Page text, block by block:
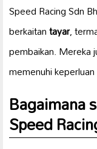
Speed Racing Sdn
berkaitantayar,
pembaikan. Mereka
memenuhi
Bagaimana
Speed